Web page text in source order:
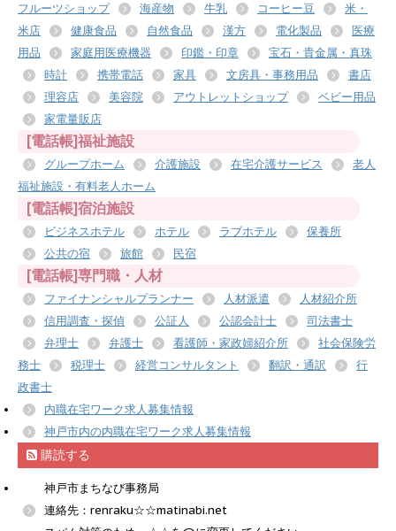
フルーツショップ
海産物 牛乳 コーヒー豆
米・
米店
健康食品 自然食品 漢方 電化製品
医療
用品
家庭用医療機器 印鑑・印章
宝石・貴金属・真珠
時計
携帯電話 家具 文房具・事務用品
書店
理容店
美容院 アウトレットショップ
ベビー用品
家電量販店
[電話帳]福祉施設
グループホーム 介護施設 在宅介護サービス
老人
福祉施設・有料老人ホーム
[電話帳]宿泊施設
ビジネスホテル ホテル ラブホテル
保養所
公共の宿
旅館 民宿
[電話帳]専門職・人材
ファイナンシャルプランナー 人材派遣
人材紹介所
信用調査・探偵
公証人 公認会計士
司法書士
弁理士
弁護士 看護師・家政婦紹介所
社会保険労
務士
税理士 経営コンサルタント 翻訳・通訳
行
政書士
内職在宅ワーク求人募集情報
神戸市内の内職在宅ワーク求人募集情報
購読する
神戸市まちなび事務局
連絡先：renraku☆☆matinabi.net